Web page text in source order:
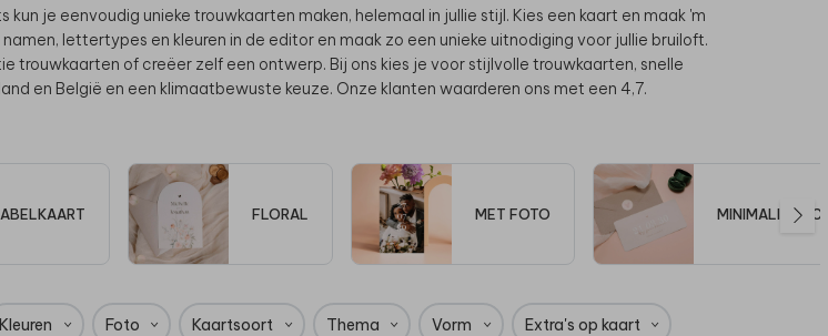
kun je eenvoudig unieke trouwkaarten maken, helemaal in jullie stijl. Kies een kaart en maak 'm
lettertypes en kleuren in de editor en maak zo een unieke uitnodiging voor jullie bruiloft.
trouwkaarten of creëer zelf een ontwerp. Bij ons kies je voor stijlvolle trouwkaarten, snelle
en België en een klimaatbewuste keuze. Onze klanten waarderen ons met een 4,7.
FLORAL MET FOTO
Kleuren Foto Kaartsoort Thema Vorm
Extra's op kaart